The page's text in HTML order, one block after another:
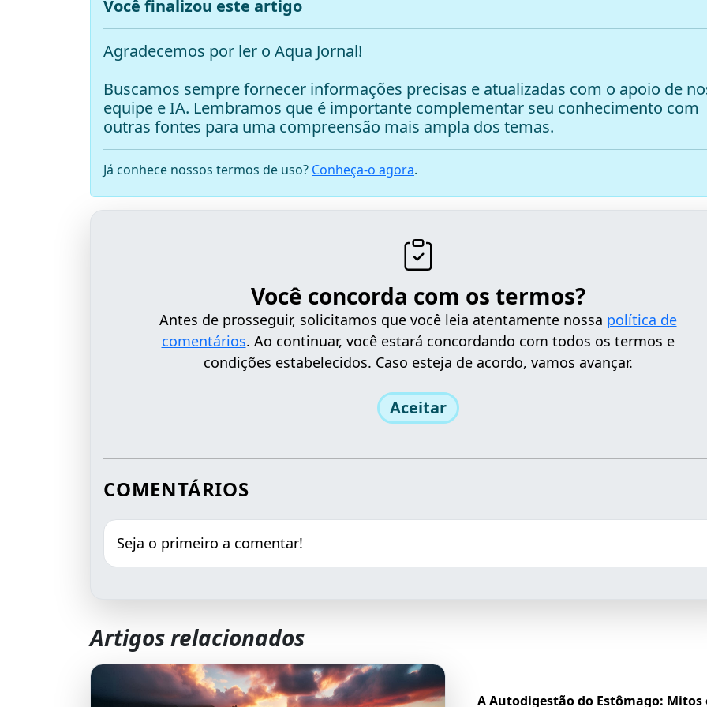
Você finalizou este artigo
Agradecemos por ler o Aqua Jornal!
Buscamos sempre fornecer informações precisas e atualizadas com o apoio de
equipe e IA. Lembramos que é importante complementar seu conhecimento com
outras fontes para uma compreensão mais ampla dos temas.
Já conhece nossos termos de uso? Conheça-o agora.
Você concorda com os termos?
Antes de prosseguir, solicitamos que você leia atentamente nossa política de
comentários. Ao continuar, você estará concordando com todos os termos e
condições estabelecidos. Caso esteja de acordo, vamos avançar.
Aceitar
COMENTÁRIOS
Seja o primeiro a comentar!
Artigos relacionados
A Autodigestão do Estômago: Mitos